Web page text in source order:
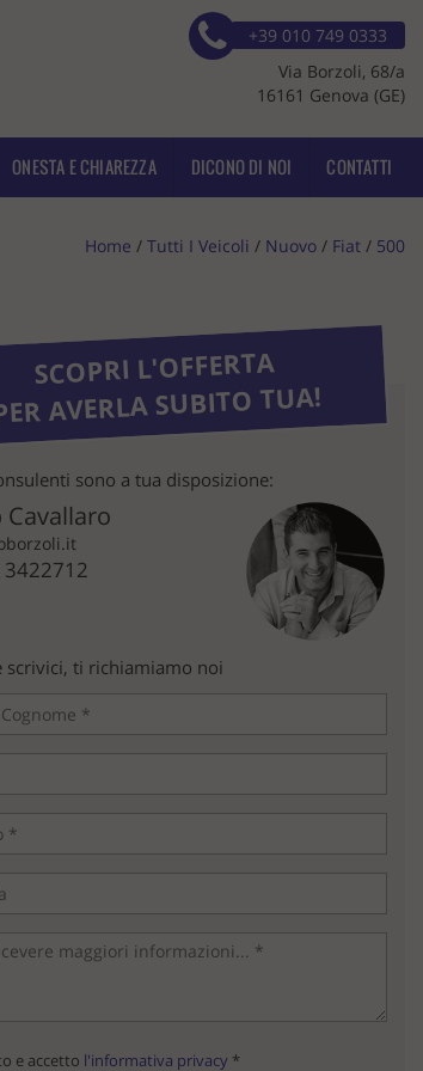
+39 010 749 0333
Via Borzoli, 68/a
16161 Genova (GE)
ONESTA E CHIAREZZA DICONO DI NOI CONTATTI
Home / Tutti I Veicoli / Nuovo / Fiat / 500
SCOPRI L'OFFERTA
AVERLA SUBITO TUA!
sono a tua disposizione:
Cavallaro
scrivici, ti richiamiamo noi
e accetto l'informativa privacy *